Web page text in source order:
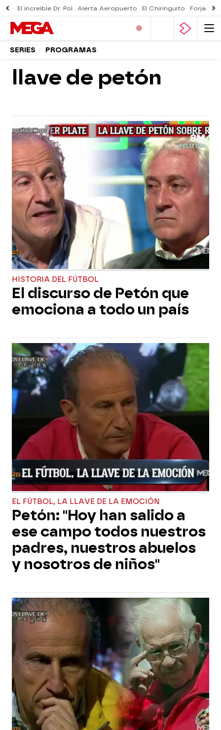
El increíble Dr. Pol Alerta Aeropuerto El Chiringuito Forjado
SERIES PROGRAMAS
llave de petón
HISTORIA DEL FÚTBOL
El discurso de Petón que
emociona a todo un país
EL FÚTBOL, LA LLAVE DE LA EMOCIÓN
Petón: "Hoy han salido a
ese campo todos nuestros
padres, nuestros abuelos
y nosotros de niños"